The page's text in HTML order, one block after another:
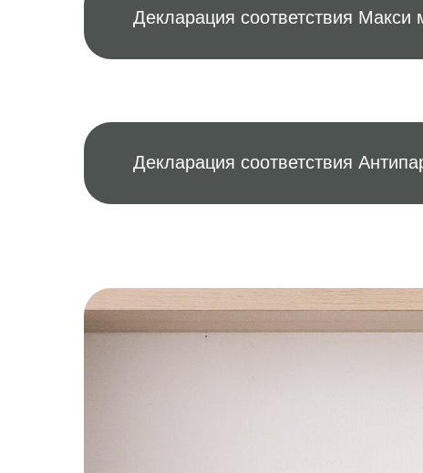
По Москве и МО
Почтой России.
Оформить
Декларация соответствия Макси
Декларация соответствия